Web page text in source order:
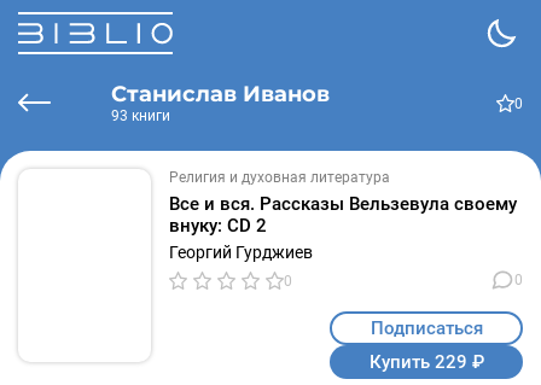
Станислав Иванов
93 книги
0
Религия и духовная литература
Все и вся. Рассказы Вельзевула своему
внуку: CD 2
Георгий Гурджиев
0 0
Подписаться
Купить 229 ₽